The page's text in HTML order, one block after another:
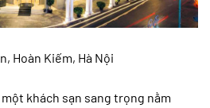
Hoàn Kiếm, Hà Nội
một khách sạn sang trọng nằm